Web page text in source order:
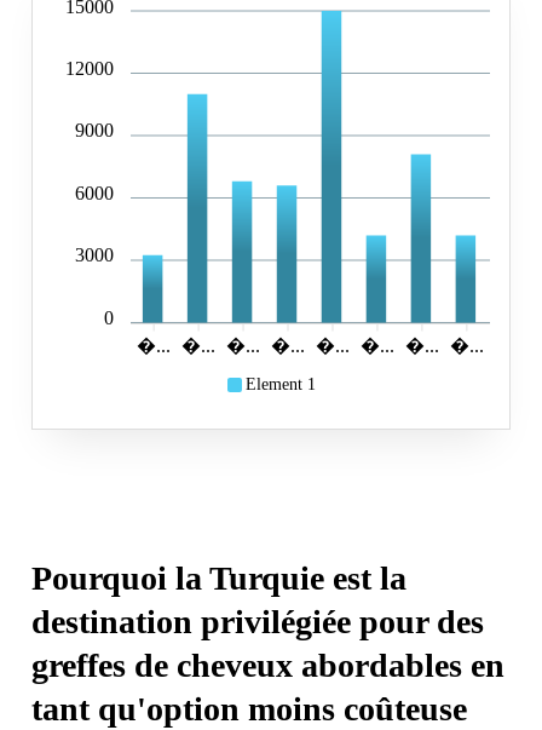
Element 1
15000
12000
9000
6000
3000
0
...
... ... ... ... ... ... ...
Pourquoi la Turquie est la
destination privilégiée pour des
greffes de cheveux abordables en
tant qu'option moins coûteuse